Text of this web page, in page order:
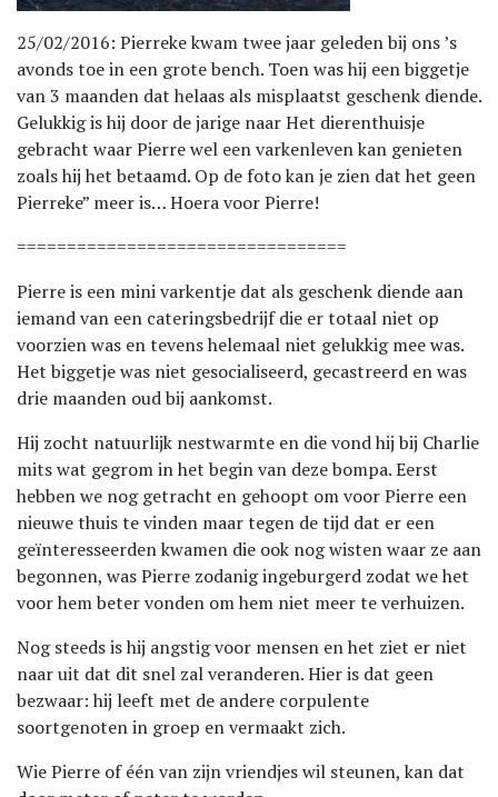
25/02/2016: Pierreke kwam twee jaar geleden bij ons ’s
avonds toe in een grote bench. Toen was hij een biggetje
van 3 maanden dat helaas als misplaatst geschenk diende.
Gelukkig is hij door de jarige naar Het dierenthuisje
gebracht waar Pierre wel een varkenleven kan genieten
zoals hij het betaamd. Op de foto kan je zien dat het geen
Pierreke” meer is… Hoera voor Pierre!
=================================
Pierre is een mini varkentje dat als geschenk diende aan
iemand van een cateringsbedrijf die er totaal niet op
voorzien was en tevens helemaal niet gelukkig mee was.
Het biggetje was niet gesocialiseerd, gecastreerd en was
drie maanden oud bij aankomst.
Hij zocht natuurlijk nestwarmte en die vond hij bij Charlie
mits wat gegrom in het begin van deze bompa. Eerst
hebben we nog getracht en gehoopt om voor Pierre een
nieuwe thuis te vinden maar tegen de tijd dat er een
geïnteresseerden kwamen die ook nog wisten waar ze aan
begonnen, was Pierre zodanig ingeburgerd zodat we het
voor hem beter vonden om hem niet meer te verhuizen.
Nog steeds is hij angstig voor mensen en het ziet er niet
naar uit dat dit snel zal veranderen. Hier is dat geen
bezwaar: hij leeft met de andere corpulente
soortgenoten in groep en vermaakt zich.
Wie Pierre of één van zijn vriendjes wil steunen, kan dat